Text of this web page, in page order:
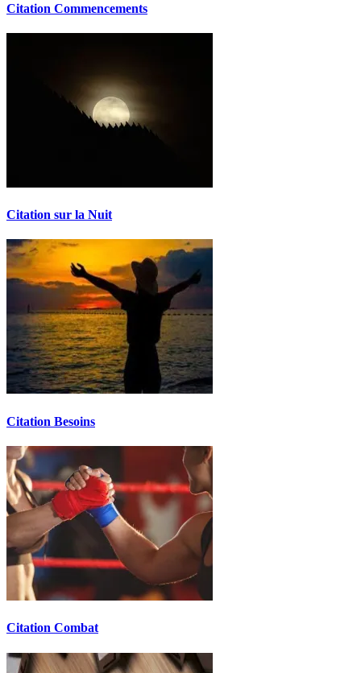
Citation Commencements
Citation sur la Nuit
Citation Besoins
Citation Combat